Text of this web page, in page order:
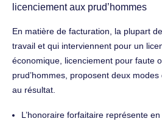
licenciement aux prud’hommes
En matière de facturation, la plupart
travail et qui interviennent pour un
économique, licenciement pour faute
prud’hommes, proposent deux modes
au résultat.
L’honoraire forfaitaire représente